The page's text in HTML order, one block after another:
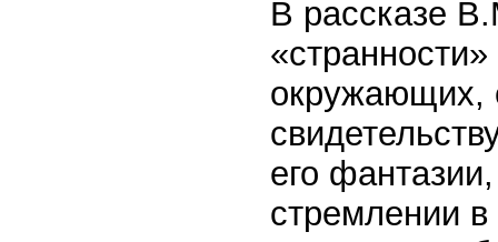
В рассказе
окружающих,
его
стремлении